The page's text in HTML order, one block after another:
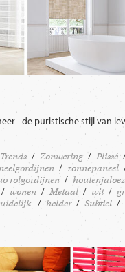
- de puristische stijl van
Trends Zonwering
Plissé
zonnepaneel
rolgordijnen
wonen Metaal wit
helder Subtiel